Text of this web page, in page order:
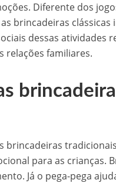
Diferente dos
brincadeiras clássicas
dessas atividades
relações familiares.
brincadeiras
para as crianças.
Já o pega-pega